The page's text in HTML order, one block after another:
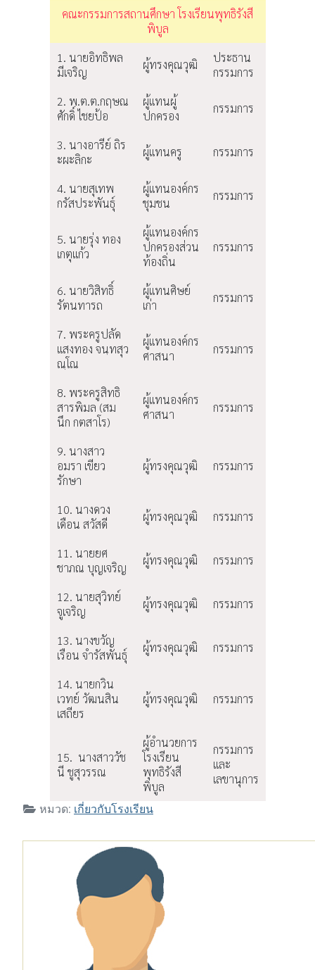
คณะกรรมการสถานศึกษา โรงเรียนพุทธิรังสี
พิบูล
1. นายอิทธิพล
มีเจริญ
ผู้ทรงคุณวุฒิ
ประธาน
กรรมการ
2. พ.ต.ต.กฤษณ
ศักดิ์ ไชยป้อ
ผู้แทนผู้
ปกครอง
กรรมการ
3. นางอารีย์ ถิร
ะผะลิกะ
ผู้แทนครู กรรมการ
4. นายสุเทพ
กรัสประพันธุ์
ผู้แทนองค์กร
ชุมชน
กรรมการ
5. นายรุ่ง ทอง
เกตุแก้ว
ผู้แทนองค์กร
ปกครองส่วน
ท้องถิ่น
กรรมการ
6. นายวิสิทธิ์
รัตนทารถ
ผู้แทนศิษย์
เก่า
กรรมการ
7. พระครูปลัด
แสงทอง จนฺทสุว
ณฺโณ
ผู้แทนองค์กร
ศาสนา
กรรมการ
8. พระครูสิทธิ
สารพิมล (สม
นึก กตสาโร)
ผู้แทนองค์กร
ศาสนา
กรรมการ
9. นางสาว
อมรา เขียว
รักษา
ผู้ทรงคุณวุฒิ กรรมการ
10. นางดวง
เดือน สวัสดี
ผู้ทรงคุณวุฒิ กรรมการ
11. นายยศ
ชาภณ บุญเจริญ
ผู้ทรงคุณวุฒิ กรรมการ
12. นายสุวิทย์
จูเจริญ
ผู้ทรงคุณวุฒิ กรรมการ
13. นางขวัญ
เรือน จำรัสพันธุ์
ผู้ทรงคุณวุฒิ กรรมการ
14. นายกวิน
เวทย์ วัฒนสิน
เสถียร
ผู้ทรงคุณวุฒิ กรรมการ
15. นางสาววัช
นี ชูสุวรรณ
ผู้อำนวยการ
โรงเรียน
พุทธิรังสี
พิบูล
กรรมการ
และ
เลขานุการ
หมวด: เกี่ยวกับโรงเรียน